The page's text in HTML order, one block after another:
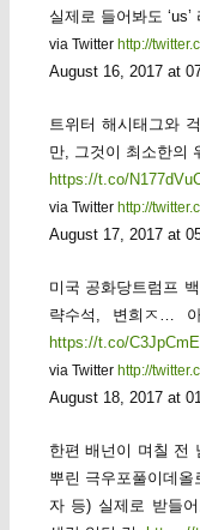
실제로 들어봐도
via Twitter http://
August 16, 2017 at
트위터 해시태그와
만, 그것이 최소한의
https://t.co/
via Twitter http://
August 17, 2017 at
미국 공화당트럼프
략수석, 변희ㅈ…
https://t.co/
via Twitter http://
August 18, 2017 at
한편 배넌이 며칠 전
뿌린 극우포풀이데
자 등) 실제로 받들